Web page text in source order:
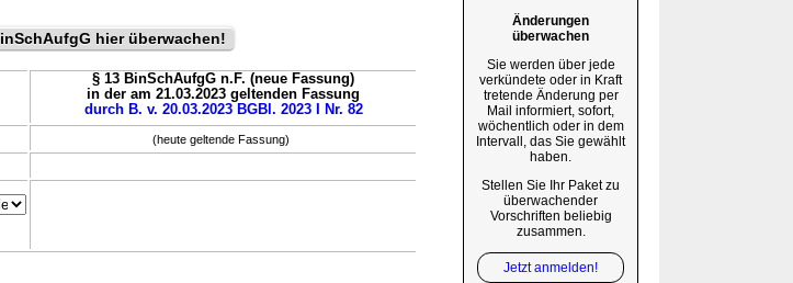
hier überwachen!
§ 13 BinSchAufgG n.F. (neue Fassung)
in der am 21.03.2023 geltenden Fassung
durch B. v. 20.03.2023 BGBl. 2023 I Nr. 82
(heute geltende Fassung)
Änderungen
überwachen
Sie werden über jede
verkündete oder in Kraft
tretende Änderung per
Mail informiert, sofort,
wöchentlich oder in dem
Intervall, das Sie gewählt
haben.
Stellen Sie Ihr Paket zu
überwachender
Vorschriften beliebig
zusammen.
Jetzt anmelden!